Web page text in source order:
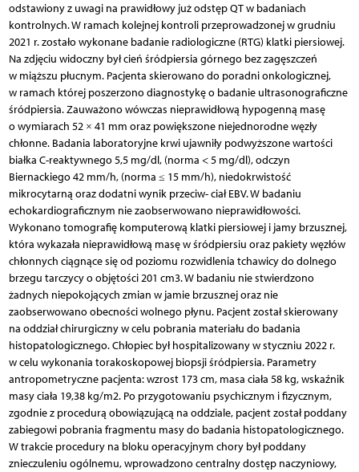
odstawiony z uwagi na prawidłowy już odstęp QT w badaniach
kontrolnych. W ramach kolejnej kontroli przeprowadzonej w grudniu
2021 r. zostało wykonane badanie radiologiczne (RTG) klatki piersiowej.
Na zdjęciu widoczny był cień śródpiersia górnego bez zagęszczeń
w miąższu płucnym. Pacjenta skierowano do poradni onkologicznej,
w ramach której poszerzono diagnostykę o badanie ultrasonograficzne
śródpiersia. Zauważono wówczas nieprawidłową hypogenną masę
o wymiarach 52 × 41 mm oraz powiększone niejednorodne węzły
chłonne. Badania laboratoryjne krwi ujawniły podwyższone wartości
białka C-reaktywnego 5,5 mg/dl, (norma < 5 mg/dl), odczyn
Biernackiego 42 mm/h, (norma ≤ 15 mm/h), niedokrwistość
mikrocytarną oraz dodatni wynik przeciw- ciał EBV. W badaniu
echokardiograficznym nie zaobserwowano nieprawidłowości.
Wykonano tomografię komputerową klatki piersiowej i jamy brzusznej,
która wykazała nieprawidłową masę w śródpiersiu oraz pakiety węzłów
chłonnych ciągnące się od poziomu rozwidlenia tchawicy do dolnego
brzegu tarczycy o objętości 201 cm3. W badaniu nie stwierdzono
żadnych niepokojących zmian w jamie brzusznej oraz nie
zaobserwowano obecności wolnego płynu. Pacjent został skierowany
na oddział chirurgiczny w celu pobrania materiału do badania
histopatologicznego. Chłopiec był hospitalizowany w styczniu 2022 r.
w celu wykonania torakoskopowej biopsji śródpiersia. Parametry
antropometryczne pacjenta: wzrost 173 cm, masa ciała 58 kg, wskaźnik
masy ciała 19,38 kg/m2. Po przygotowaniu psychicznym i fizycznym,
zgodnie z procedurą obowiązującą na oddziale, pacjent został poddany
zabiegowi pobrania fragmentu masy do badania histopatologicznego.
W trakcie procedury na bloku operacyjnym chory był poddany
znieczuleniu ogólnemu, wprowadzono centralny dostęp naczyniowy,